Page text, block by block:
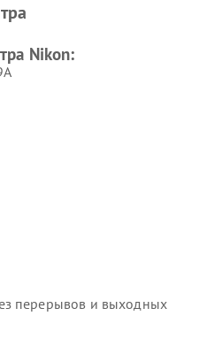
Nikon:
перерывов и выходных